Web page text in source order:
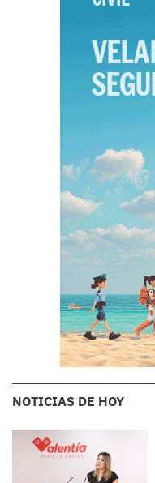
NOTICIAS DE HOY